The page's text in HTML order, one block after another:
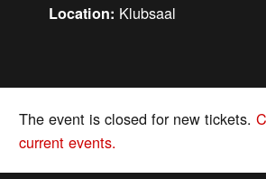
Location: Klubsaal
The event is closed for new tickets.
current events.